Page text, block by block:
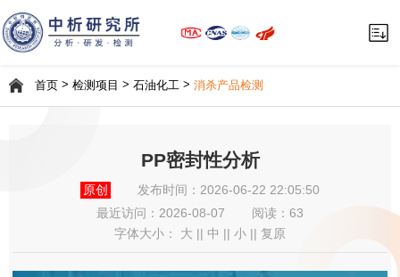
首页> 检测项目 > 石油化工 > 消杀产品检测
PP密封性分析
原创
发布时间：2026-06-22 22:05:50
最近访问：2026-08-07
阅读：63
字体大小： 大 中 小 复原